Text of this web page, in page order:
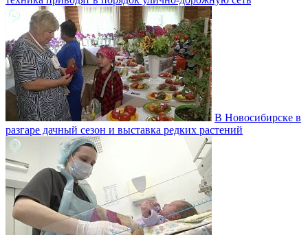
В Новосибирске в
разгаре дачный сезон и выставка редких растений